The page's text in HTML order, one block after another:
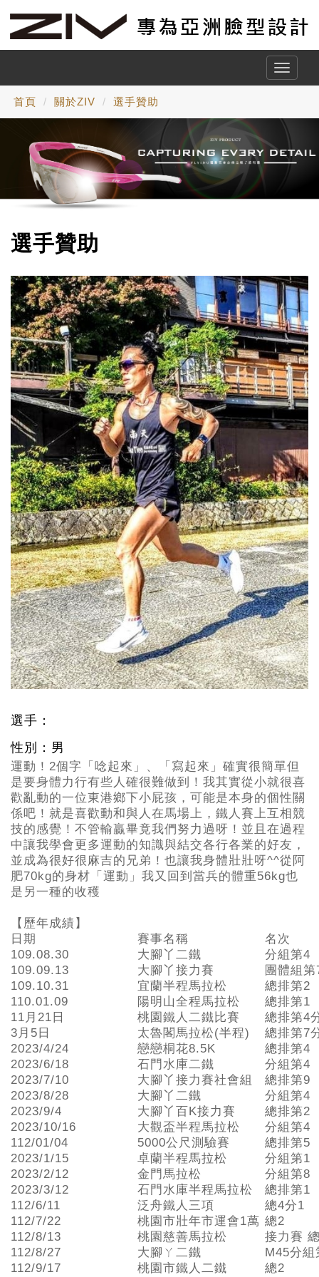
Toggle
首頁 關於ZIV 選手贊助
選手贊助
選手：
性別：男
運動！2個字「唸起來」、「寫起來」確實很簡單但
是要身體力行有些人確很難做到！我其實從小就很喜
歡亂動的一位東港鄉下小屁孩，可能是本身的個性關
係吧！就是喜歡動和與人在馬場上，鐵人賽上互相競
技的感覺！不管輸贏畢竟我們努力過呀！並且在過程
中讓我學會更多運動的知識與結交各行各業的好友，
並成為很好很麻吉的兄弟！也讓我身體壯壯呀^^從阿
肥70kg的身材「運動」我又回到當兵的體重56kg也
是另一種的收穫
【歷年成績】
日期
賽事名稱
名次
109.08.30
大腳丫二鐵
分組第4
109.09.13
大腳丫接力賽
團體組第
109.10.31
宜蘭半程馬拉松
總排第2
110.01.09
陽明山全程馬拉松
總排第1
11月21日
桃園鐵人二鐵比賽
總排第4
3月5日
太魯閣馬拉松(半程)
總排第7
2023/4/24
戀戀桐花8.5K
總排第4
2023/6/18
石門水庫二鐵
分組第4
2023/7/10
大腳丫接力賽社會組
總排第9
2023/8/28
大腳丫二鐵
分組第4
2023/9/4
大腳丫百K接力賽
總排第2
2023/10/16
大觀盃半程馬拉松
分組第4
112/01/04
5000公尺測驗賽
總排第5
2023/1/15
卓蘭半程馬拉松
分組第1
2023/2/12
金門馬拉松
分組第8
2023/3/12
石門水庫半程馬拉松
總排第1
112/6/11
泛舟鐵人三項
總4分1
112/7/22
桃園市壯年市運會1萬 總2
112/8/13
桃園慈善馬拉松
接力賽
112/8/27
大腳ㄚ二鐵
M45分組
112/9/17
桃園市鐵人二鐵
總2